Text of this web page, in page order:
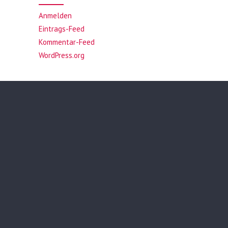
Anmelden
Eintrags-Feed
Kommentar-Feed
WordPress.org